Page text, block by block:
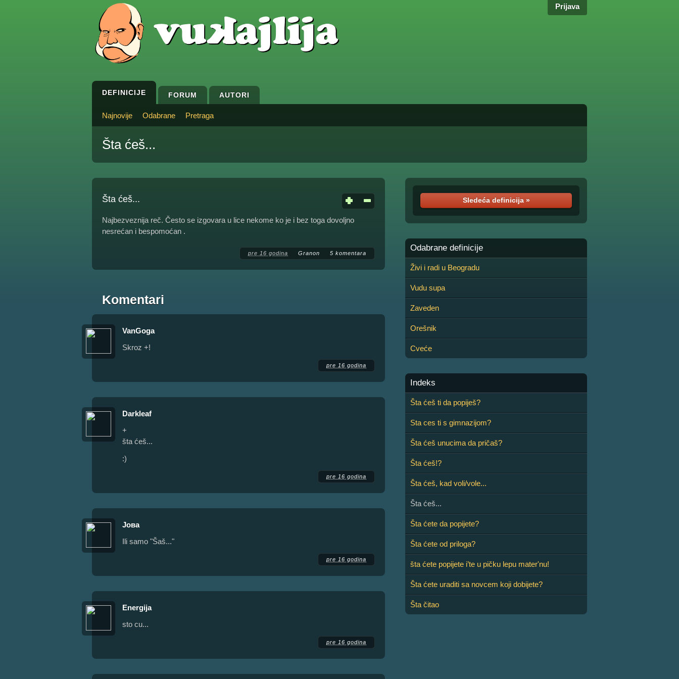
Prijava
DEFINICIJE FORUM AUTORI
Najnovije Odabrane Pretraga
Šta ćeš...
Šta ćeš...
Najbezveznija reč. Često se izgovara u lice nekome ko je i bez toga dovoljno
nesrećan i bespomoćan .
pre 16 godina Granon 5 komentara
Komentari
VanGoga
Skroz +!
pre 16 godina
Darkleaf
+
šta ćeš...
:)
pre 16 godina
Јова
Ili samo "Šaš..."
pre 16 godina
Energija
sto cu...
pre 16 godina
Sledeća definicija »
Odabrane definicije
Živi i radi u Beogradu
Vudu supa
Zaveden
Orešnik
Cveće
Indeks
Šta ćeš ti da popiješ?
Sta ces ti s gimnazijom?
Šta ćeš unucima da pričaš?
Šta ćeš!?
Šta ćeš, kad voli/vole...
Šta ćeš...
Šta ćete da popijete?
Šta ćete od priloga?
šta ćete popijete i’te u pičku lepu mater'nu!
Šta ćete uraditi sa novcem koji dobijete?
Šta čitao